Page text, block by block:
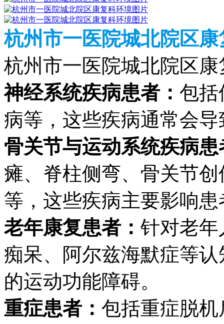
杭州市一医院城北院区
杭州市一医院城北院区
神经系统疾病患者： 包括
病等，这些疾病通常会
骨关节与运动系统疾病患
瘫、脊柱侧弯、骨关节
等，这些疾病主要影响
老年康复患者： 针对老
痴呆、阿尔兹海默症等
的运动功能障碍。
重症患者： 包括重症脱